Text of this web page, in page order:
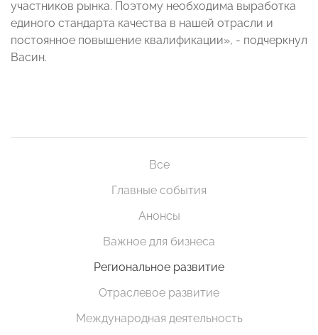
участников рынка. Поэтому необходима выработка
единого стандарта качества в нашей отрасли и
постоянное повышение квалификации», - подчеркнул
Васин.
Все
Главные события
Анонсы
Важное для бизнеса
Региональное развитие
Отраслевое развитие
Международная деятельность